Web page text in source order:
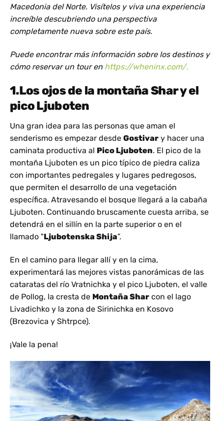
Macedonia del Norte. Visítelos y viva una experiencia
increíble descubriendo una perspectiva
completamente nueva sobre este país.
Puede encontrar más información sobre los destinos y
cómo reservar un tour en https://wheninx.com/.
1.Los ojos de la montaña Shar y el
pico Ljuboten
Una gran idea para las personas que aman el
senderismo es empezar desde Gostivar y hacer una
caminata productiva al Pico Ljuboten. El pico de la
montaña Ljuboten es un pico típico de piedra caliza
con importantes pedregales y lugares pedregosos,
que permiten el desarrollo de una vegetación
específica. Atravesando el bosque llegará a la cabaña
Ljuboten. Continuando bruscamente cuesta arriba, se
detendrá en el sillín en la parte superior o en el
llamado "Ljubotenska Shija”.
En el camino para llegar allí y en la cima,
experimentará las mejores vistas panorámicas de las
cataratas del río Vratnichka y el pico Ljuboten, el valle
de Pollog, la cresta de Montaña Shar con el lago
Livadichko y la zona de Sirinichka en Kosovo
(Brezovica y Shtrpce).
¡Vale la pena!